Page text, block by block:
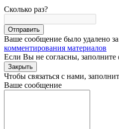
Сколько раз?
Отправить
Ваше сообщение было удалено
комментирования материалов
Если Вы не согласны, заполните
Закрыть
Чтобы связаться с нами,
Ваше сообщение